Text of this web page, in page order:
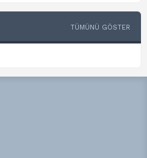
TÜMÜNÜ GÖSTER